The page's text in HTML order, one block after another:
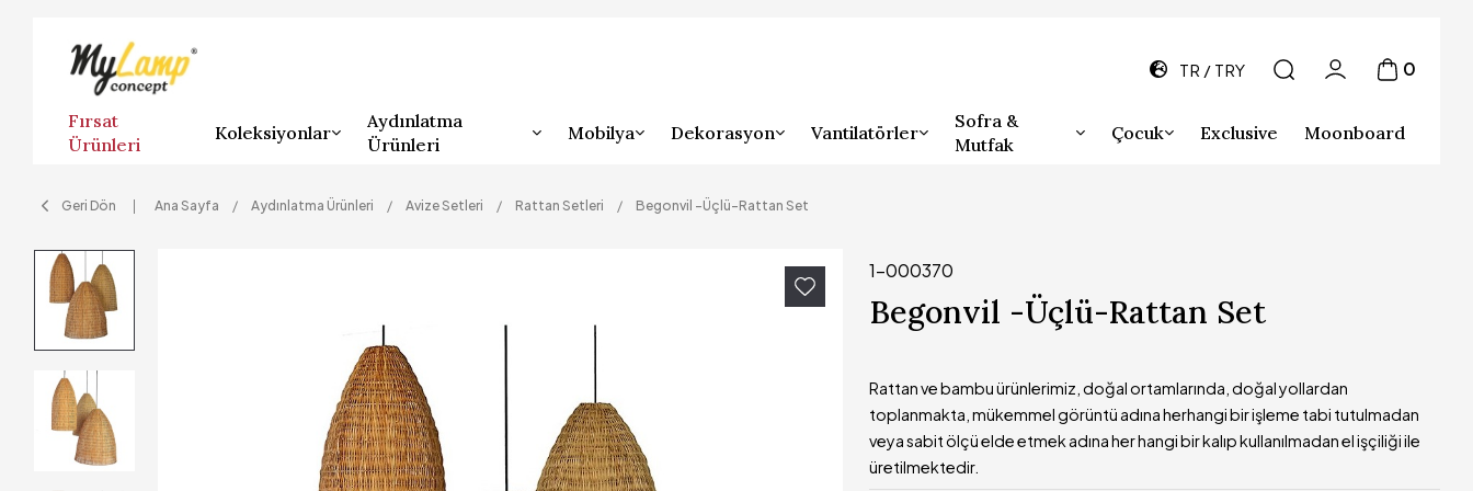
Fırsat
Ürünleri
Koleksiyonlar
Aydınlatma
Ürünleri
Mobilya Dekorasyon Vantilatörler
Sofra &
Mutfak
Çocuk Exclusive Moonboard
TR TRY 0
Geri Dön Ana Sayfa Aydınlatma Ürünleri Avize Setleri Rattan Setleri Begonvil -Üçlü-Rattan Set
1-000370
Begonvil -Üçlü-Rattan Set
Rattan ve bambu ürünlerimiz, doğal ortamlarında, doğal yollardan
toplanmakta, mükemmel görüntü adına herhangi bir işleme tabi tutulmadan
veya sabit ölçü elde etmek adına her hangi bir kalıp kullanılmadan el işçiliği ile
üretilmektedir.